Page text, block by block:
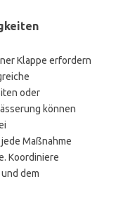
Klappe erfordern
oder
können
Maßnahme
Koordiniere
dem